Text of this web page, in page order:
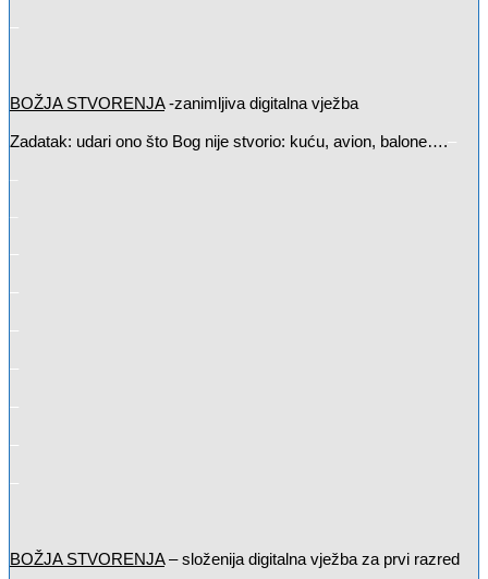
–
BOŽJA STVORENJA-zanimljiva digitalna vježba
Zadatak: udari ono što Bog nije stvorio: kuću, avion, balone….–
–
–
–
–
–
–
–
BOŽJA STVORENJA– složenija digitalna vježba za prvi razred